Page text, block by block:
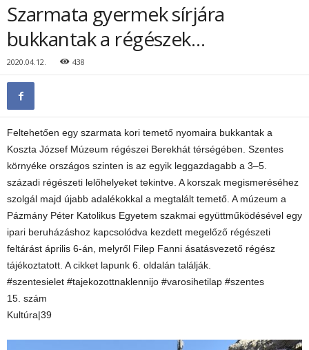
Szarmata gyermek sírjára
bukkantak a régészek…
2020.04.12. 438
Feltehetően egy szarmata kori temető nyomaira bukkantak a
Koszta József Múzeum régészei Berekhát térségében. Szentes
környéke országos szinten is az egyik leggazdagabb a 3–5.
századi régészeti lelőhelyeket tekintve. A korszak megismeréséhez
szolgál majd újabb adalékokkal a megtalált temető. A múzeum a
Pázmány Péter Katolikus Egyetem szakmai együttműködésével egy
ipari beruházáshoz kapcsolódva kezdett megelőző régészeti
feltárást április 6-án, melyről Filep Fanni ásatásvezető régész
tájékoztatott. A cikket lapunk 6. oldalán találják.
#szentesielet #tajekozottnaklennijo #varosihetilap #szentes
15. szám
Kultúra|39